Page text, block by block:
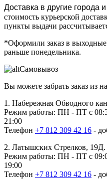
Доставка в другие города
стоимость курьерской
пункты выдачи
*Оформили заказ в
раньше понедельника.
Самовывоз
Вы можете забрать заказ из
1. Набережная Обводного
Режим работы: ПН - ПТ с
21:00
Телефон +7 812 309 42 16 -
2. Латышских Стрелков, 19Д.
Режим работы: ПН - ПТ с
19:00
Телефон +7 812 309 42 16 -